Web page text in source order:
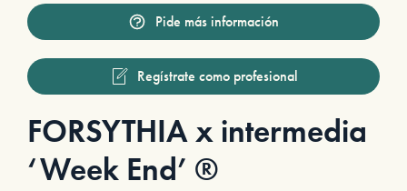
Pide más información
Regístrate como profesional
FORSYTHIA x intermedia
‘Week End’ ®